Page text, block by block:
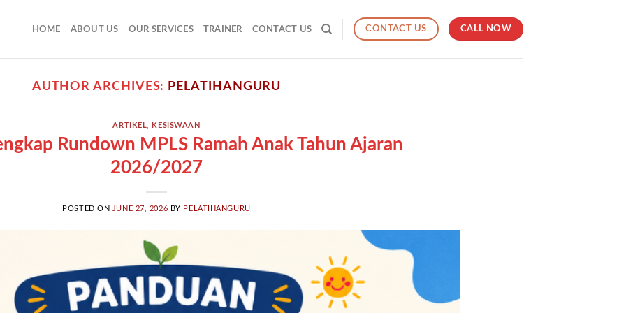
HOME ABOUT US OUR SERVICES TRAINER CONTACT US CONTACT US CALL NOW
AUTHOR ARCHIVES: PELATIHANGURU
ARTIKEL KESISWAAN
Rundown MPLS Ramah Anak Tahun Ajaran
2026/2027
POSTED ON JUNE 27, 2026 BY PELATIHANGURU